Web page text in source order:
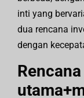
inti yang
dua rencana
dengan